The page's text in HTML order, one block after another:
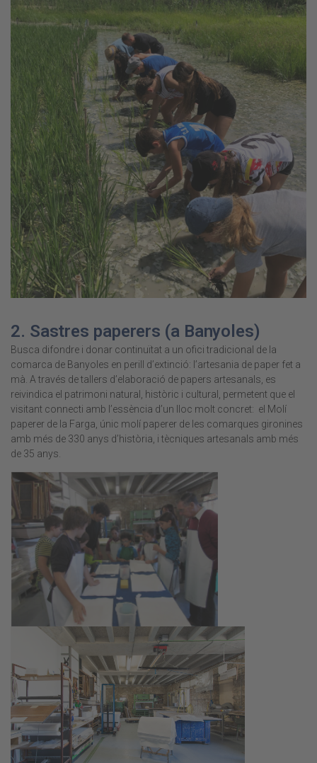
2. Sastres paperers (a Banyoles)
Busca difondre i donar continuïtat a un ofici tradicional de la
comarca de Banyoles en perill d’extinció: l’artesania de paper fet a
mà. A través de tallers d’elaboració de papers artesanals, es
reivindica el patrimoni natural, històric i cultural, permetent que el
visitant connecti amb l’essència d’un lloc molt concret: el Molí
paperer de la Farga, únic molí paperer de les comarques gironines
amb més de 330 anys d’història, i tècniques artesanals amb més
de 35 anys.